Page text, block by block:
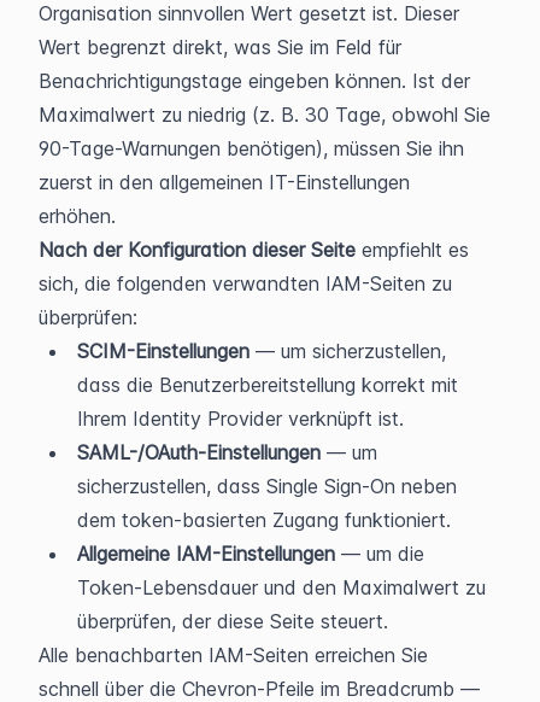
Organisation sinnvollen Wert gesetzt ist. Dieser
Wert begrenzt direkt, was Sie im Feld für
Benachrichtigungstage eingeben können. Ist der
Maximalwert zu niedrig (z. B. 30 Tage, obwohl Sie
90-Tage-Warnungen benötigen), müssen Sie ihn
zuerst in den allgemeinen IT-Einstellungen
erhöhen.
Nach der Konfiguration dieser Seite empfiehlt es
sich, die folgenden verwandten IAM-Seiten zu
überprüfen:
SCIM-Einstellungen — um sicherzustellen,
dass die Benutzerbereitstellung korrekt mit
Ihrem Identity Provider verknüpft ist.
SAML-/OAuth-Einstellungen — um
sicherzustellen, dass Single Sign-On neben
dem token-basierten Zugang funktioniert.
Allgemeine IAM-Einstellungen — um die
Token-Lebensdauer und den Maximalwert zu
überprüfen, der diese Seite steuert.
Alle benachbarten IAM-Seiten erreichen Sie
schnell über die Chevron-Pfeile im Breadcrumb —